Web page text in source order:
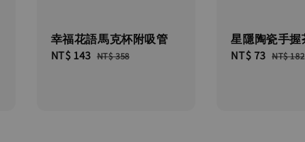
幸福花語馬克杯附吸管
Sale
NT$ 143 Regular
NT$ 358
星隱陶瓷手握
Sale
NT$ 73 Regular
NT$ 182